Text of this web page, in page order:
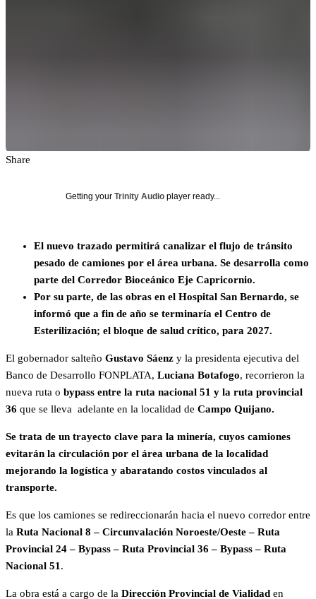
Share
Getting your Trinity Audio player ready...
El nuevo trazado permitirá canalizar el flujo de tránsito
pesado de camiones por el área urbana. Se desarrolla como
parte del Corredor Bioceánico Eje Capricornio.
Por su parte, de las obras en el Hospital San Bernardo, se
informó que a fin de año se terminaría el Centro de
Esterilización; el bloque de salud crítico, para 2027.
El gobernador salteño Gustavo Sáenz y la presidenta ejecutiva del
Banco de Desarrollo FONPLATA, Luciana Botafogo, recorrieron la
nueva ruta o bypass entre la ruta nacional 51 y la ruta provincial
36 que se lleva adelante en la localidad de Campo Quijano.
Se trata de un trayecto clave para la minería, cuyos camiones
evitarán la circulación por el área urbana de la localidad
mejorando la logística y abaratando costos vinculados al
transporte.
Es que los camiones se redireccionarán hacia el nuevo corredor entre
la Ruta Nacional 8 – Circunvalación Noroeste/Oeste – Ruta
Provincial 24 – Bypass – Ruta Provincial 36 – Bypass – Ruta
Nacional 51.
La obra está a cargo de la Dirección Provincial de Vialidad en